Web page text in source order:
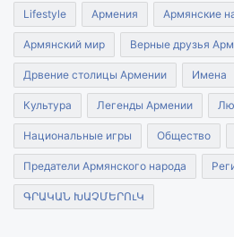
Lifestyle Армения Армянские
Армянский мир Верные друзья
Дрвение столицы Армении Имена
Культура Легенды Армении
Национальные игры Общество
Предатели Армянского народа
ԳՐԱԿԱՆ ԽԱՉՄԵՐՈւԿ